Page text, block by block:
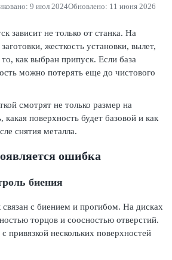
9 июл 2024Обновлено: 11 июня 2026
зависит не только от станка. На
жесткость установки, вылет,
как выбран припуск. Если база
можно потерять еще до чистового
смотрят не только размер на
поверхность будет базовой и как
снятия металла.
ошибка
биения
с биением и прогибом. На дисках
торцов и соосностью отверстий.
привязкой нескольких поверхностей